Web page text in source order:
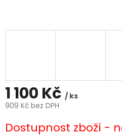
1 100 Kč / ks
909 Kč bez DPH
cena:
Dostupnost zboží -